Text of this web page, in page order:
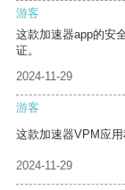
游客
这款加速器app的安
证。
2024-11-29
游客
这款加速器VPM应
2024-11-29